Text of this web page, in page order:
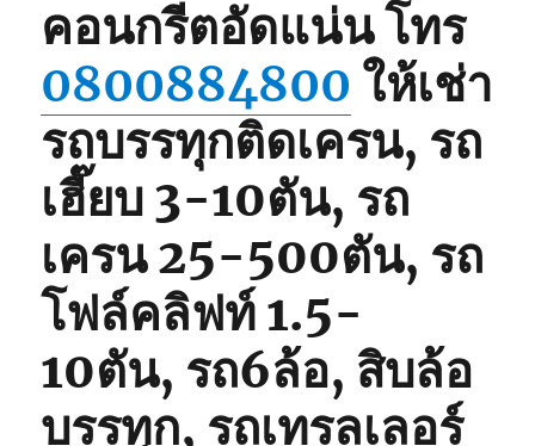
คอนกรีตอัดแน่น โทร
0800884800 ให้เช่า
รถบรรทุกติดเครน, รถ
เฮี๊ยบ 3-10ตัน, รถ
เครน 25-500ตัน, รถ
โฟล์คลิฟท์ 1.5-
10ตัน, รถ6ล้อ, สิบล้อ
บรรทุก, รถเทรลเลอร์